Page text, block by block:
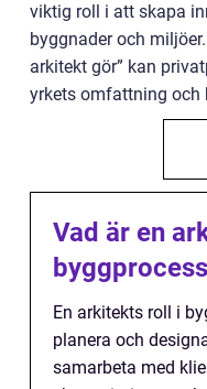
viktig roll i att skapa
byggnader och
arkitekt gör” kan
yrkets omfattning och
Vad är en
En arkitekts roll i
planera och
samarbeta med